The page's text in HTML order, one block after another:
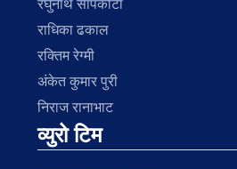
रघुनाथ सापकोटा
राधिका ढकाल
रक्तिम रेग्मी
अंकेत कुमार पुरी
निराज रानाभाट
व्युरो टिम